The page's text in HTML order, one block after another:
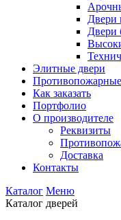
Двери
Двери
Элитные двери
Противопожарные
Как заказать
Портфолио
О производителе
Реквизиты
Доставка
Контакты
Каталог Меню
Каталог дверей